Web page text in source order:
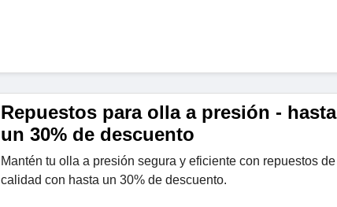
Repuestos para olla a presión - hasta
un 30% de descuento
Mantén tu olla a presión segura y eficiente con repuestos de
calidad con hasta un 30% de descuento.